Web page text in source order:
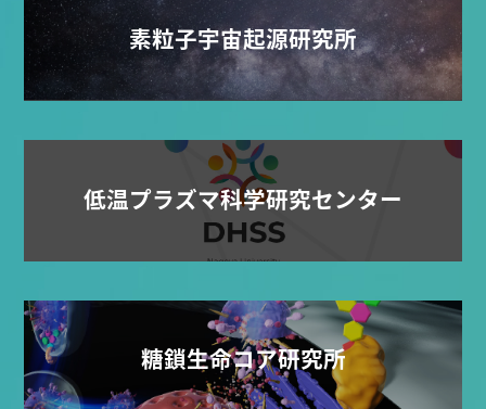
素粒子宇宙起源研究所
低温プラズマ科学研究センター
糖鎖生命コア研究所